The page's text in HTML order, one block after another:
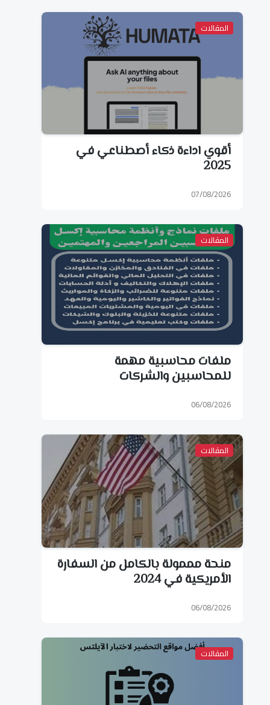
المقالات
أقوي اداءة ذكاء أصطناعي في
2025
07/08/2026
المقالات
ملفات محاسبية مهمة
للمحاسبين والشركات
06/08/2026
المقالات
منحة مممولة بالكامل من السفارة
الأمريكية في 2024
06/08/2026
المقالات